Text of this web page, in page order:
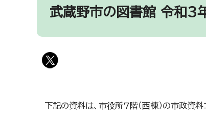
武蔵野市の図書館 令和3
下記の資料は、市役所7階（西棟）の市政資料